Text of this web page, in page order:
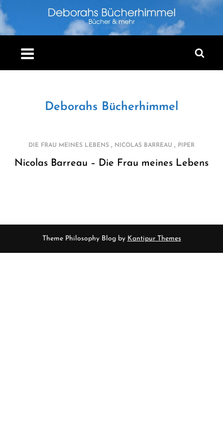
Skip
to
content
Deborahs Bücherhimmel
DIE FRAU MEINES LEBENS , NICOLAS BARREAU , PIPER
Nicolas Barreau – Die Frau meines Lebens
Theme Philosophy Blog by Kantipur Themes